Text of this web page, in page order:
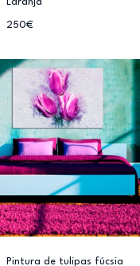
250€
Pintura de tulipas fúcsia